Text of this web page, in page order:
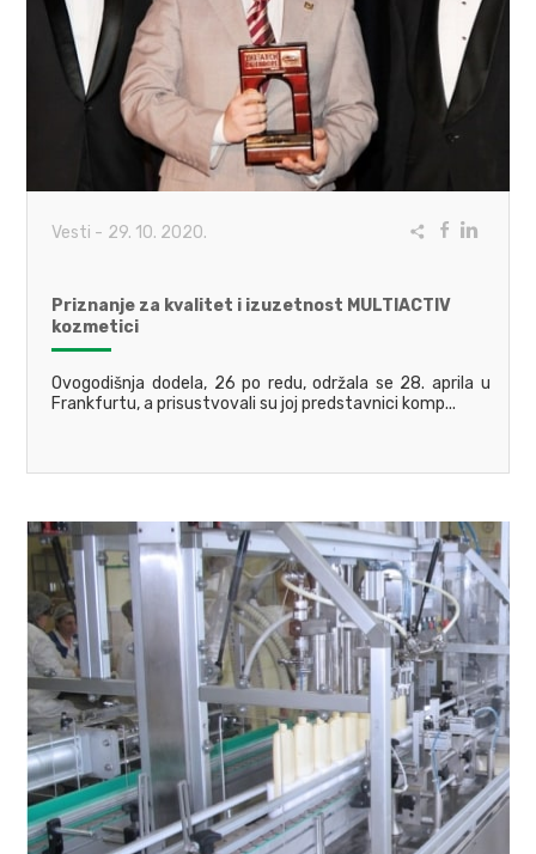
Vesti - 29. 10. 2020.
Priznanje za kvalitet i izuzetnost MULTIACTIV
kozmetici
Ovogodišnja dodela, 26 po redu, održala se 28. aprila u
Frankfurtu, a prisustvovali su joj predstavnici komp...